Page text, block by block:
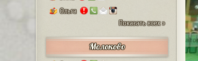
9
Ольга
Показать всех »
Молоково